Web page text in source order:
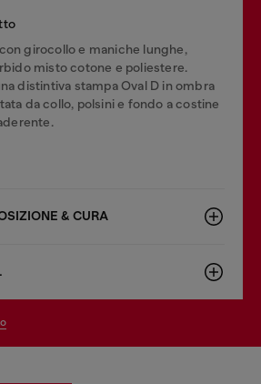
girocollo e maniche lunghe,
misto cotone e poliestere.
distintiva stampa Oval D in ombra
da collo, polsini e fondo a costine
& CURA